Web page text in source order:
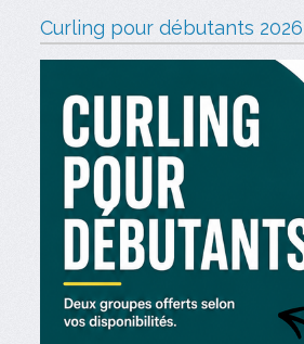
Curling pour débutants 2026